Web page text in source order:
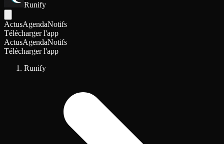
Runify
ActusAgendaNotifs
Télécharger l'app
ActusAgendaNotifs
Télécharger l'app
Runify